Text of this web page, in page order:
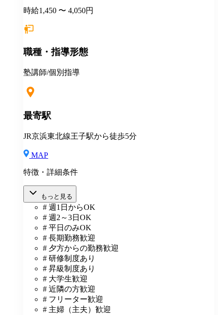
時給1,450 〜 4,050円
職種・指導形態
塾講師/個別指導
最寄駅
JR京浜東北線王子駅から徒歩5分
MAP
特徴・詳細条件
もっと見る
# 週1日からOK
# 週2～3日OK
# 平日のみOK
# 長期勤務歓迎
# 夕方からの勤務歓迎
# 研修制度あり
# 昇級制度あり
# 大学生歓迎
# 近隣の方歓迎
# フリーター歓迎
# 主婦（主夫）歓迎